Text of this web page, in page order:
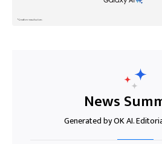
News
Generated by OK AI.